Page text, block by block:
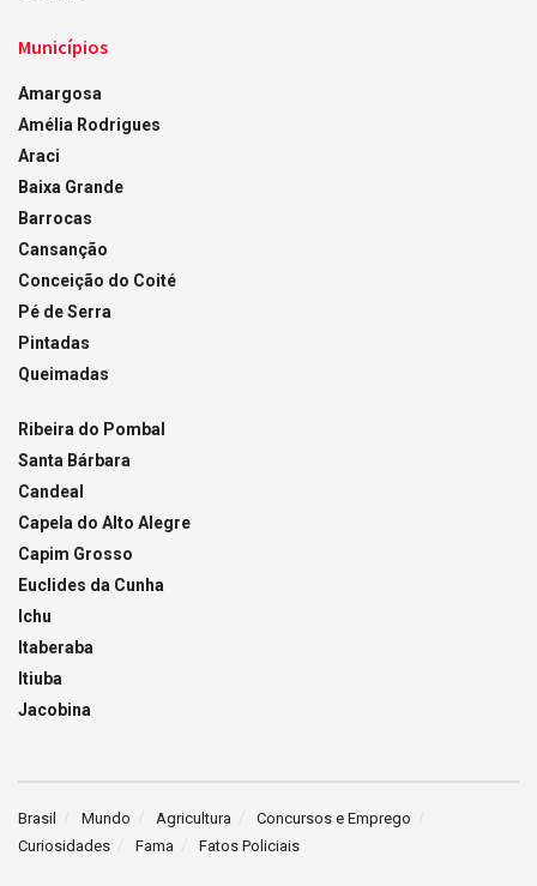
Municípios
Amargosa
Amélia Rodrigues
Araci
Baixa Grande
Barrocas
Cansanção
Conceição do Coité
Pé de Serra
Pintadas
Queimadas
Ribeira do Pombal
Santa Bárbara
Candeal
Capela do Alto Alegre
Capim Grosso
Euclides da Cunha
Ichu
Itaberaba
Itiuba
Jacobina
Brasil Mundo Agricultura
Concursos e Emprego
Curiosidades
Fama Fatos Policiais